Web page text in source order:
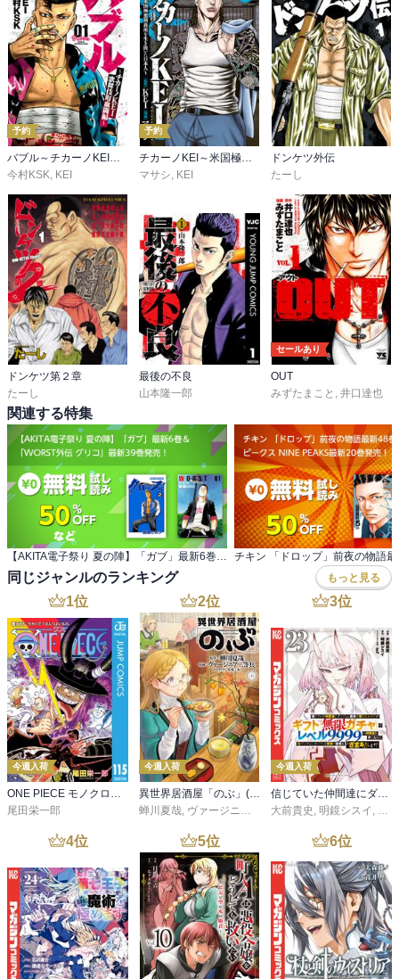
予約
バブル～チカーノKEI歌舞伎町血闘編～
今村KSK, KEI
予約
チカーノKEI～米国極悪刑務所を生き抜いた日本人～
マサシ, KEI
ドンケツ外伝
たーし
ドンケツ第２章
たーし
最後の不良
山本隆一郎
セールあり
OUT
みずたまこと
井口達也
関連する特集
同じジャンルのランキング もっと見る
1位
今週入荷
ONE PIECE モノクロ版 115
尾田栄一郎
2位
今週入荷
異世界居酒屋「のぶ」(22)
蝉川夏哉, ヴァージニア二等兵 ,転
3位
今週入荷
信じていた仲間達にダンジョン奥地で殺されかけたがギフト『無限ガチャ』でレベル９９９９の仲間達を手に入れて元パーティーメンバーと世界に復讐＆『ざまぁ！』します！（２３）
大前貴史 , 明鏡シスイ , ｔ
4位 5位 6位